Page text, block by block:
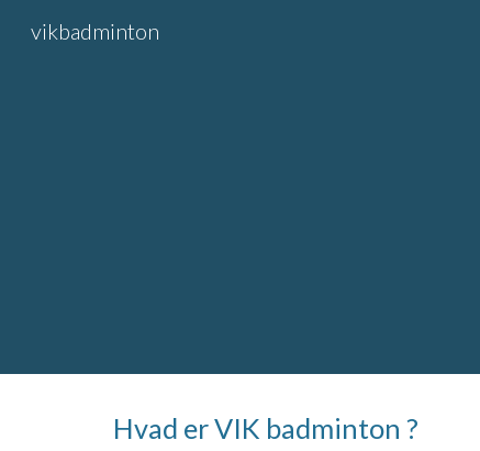
vikbadminton
Hvad er VIK badminton ?